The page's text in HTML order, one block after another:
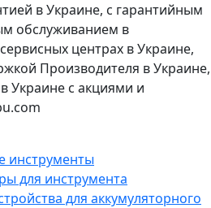
в Украине, с гарантийным
обслуживанием в
центрах в Украине,
Производителя в Украине,
Украине с акциями и
инструменты
для инструмента
для аккумуляторного